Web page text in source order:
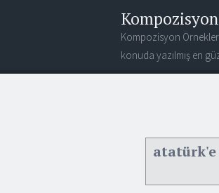
Kompozisyon
konuda yazılmış en
atatürk'e